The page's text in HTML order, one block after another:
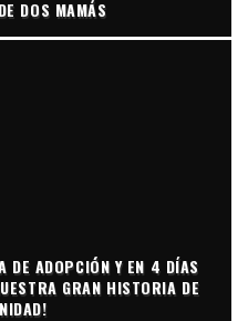
DOS MAMÁS
DE ADOPCIÓN Y EN 4 DÍAS
GRAN HISTORIA DE